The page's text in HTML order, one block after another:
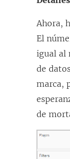
Ahora,
El
igual al
de
marca,
de